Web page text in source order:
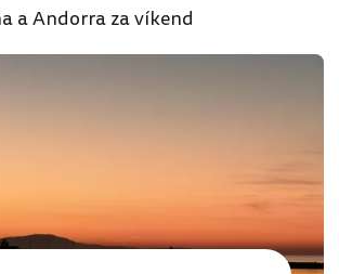
a Andorra za víkend